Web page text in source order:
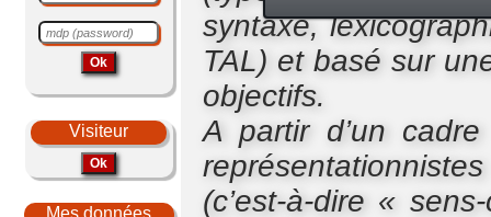
Visiteur
Mes données
syntaxe,
TAL) et basé sur
objectifs.
A partir d’un
(c’est-à-dire «